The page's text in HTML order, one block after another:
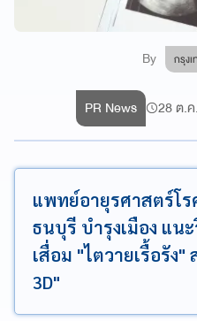
By กรุง
PR News 28 ต.
แพทย์อายุรศาสตร์โร
ธนบุรี บำรุงเมือง แน
เสื่อม "ไตวายเรื้อรัง
3D"